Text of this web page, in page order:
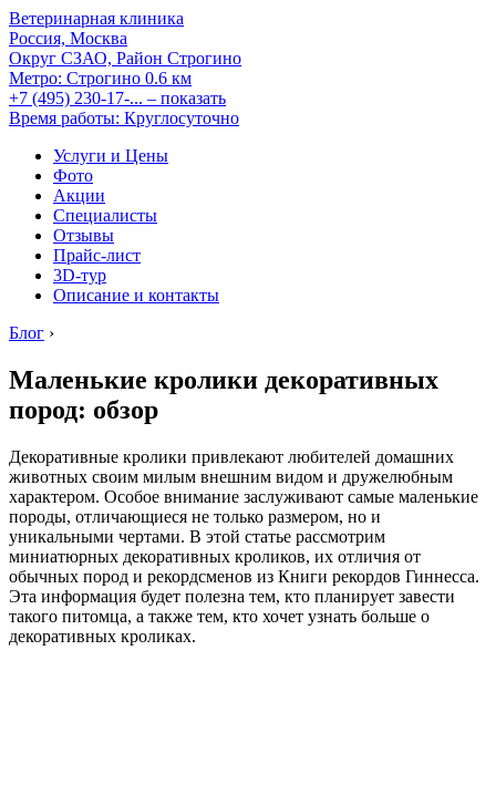
Ветеринарная клиника
Россия, Москва
Округ СЗАО, Район Строгино
Метро: Строгино 0.6 км
+7 (495) 230-17-... – показать
Время работы: Круглосуточно
Услуги и Цены
Фото
Акции
Специалисты
Отзывы
Прайс-лист
3D-тур
Описание и контакты
Блог ›
Маленькие кролики декоративных
пород: обзор
Декоративные кролики привлекают любителей домашних
животных своим милым внешним видом и дружелюбным
характером. Особое внимание заслуживают самые маленькие
породы, отличающиеся не только размером, но и
уникальными чертами. В этой статье рассмотрим
миниатюрных декоративных кроликов, их отличия от
обычных пород и рекордсменов из Книги рекордов Гиннесса.
Эта информация будет полезна тем, кто планирует завести
такого питомца, а также тем, кто хочет узнать больше о
декоративных кроликах.